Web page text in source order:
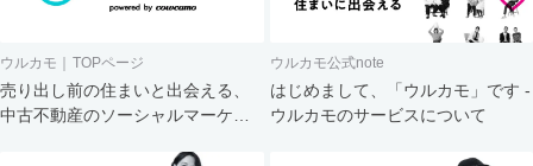
ウルカモ｜TOPページ
売り出し前の住まいと出会える、
中古不動産のソーシャルマーケッ
ウルカモ公式note
はじめまして、「ウルカモ」です -
ウルカモのサービスについて